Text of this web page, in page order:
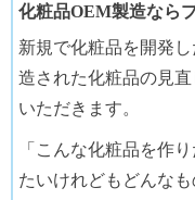
化粧品OEM製造なら
新規で化粧品を開発
造された化粧品の見
いただきます。
「こんな化粧品を作
たいけれどもどんな